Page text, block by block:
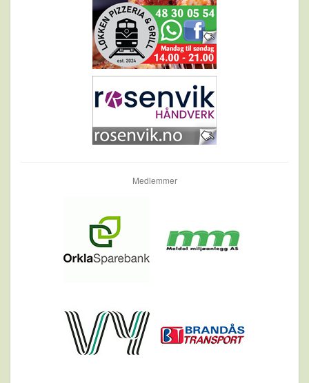
Medlemmer